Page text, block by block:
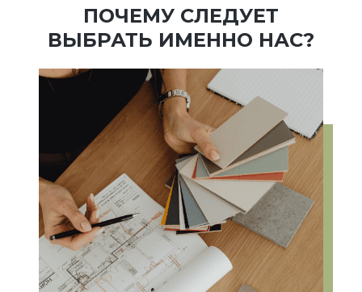
ПОЧЕМУ СЛЕДУЕТ
ВЫБРАТЬ ИМЕННО НАС?